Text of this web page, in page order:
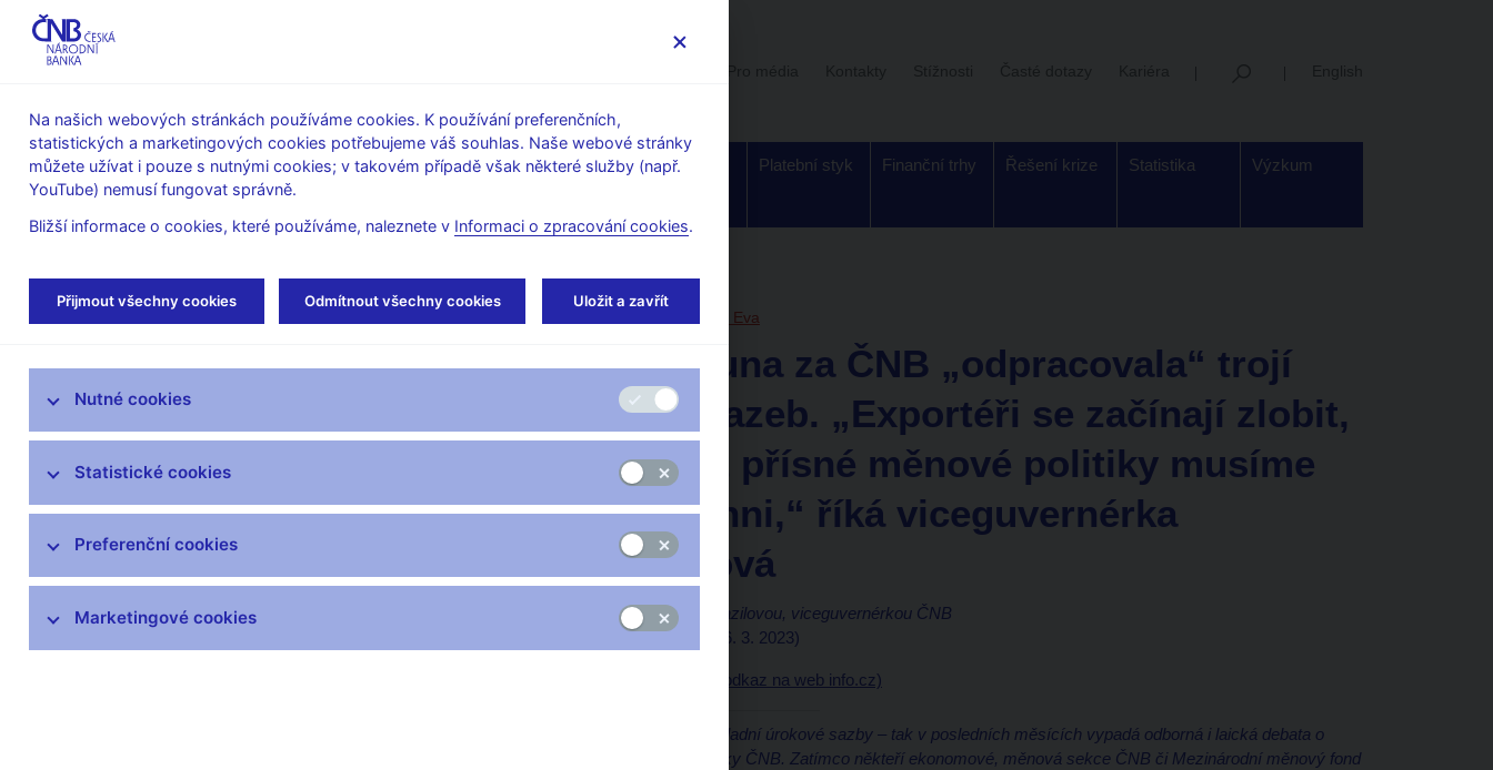
O ČNB
Měnová
politika
Finanční
Dohled a
Bankovky a
Platební styk Finanční trhy Řešení krize Statistika Výzkum
Úvod Veřejnost Servis pro média Autorské články, rozhovory
Zamrazilová Eva
Silná koruna za ČNB „odpracovala“ trojí
zvýšení sazeb. „Exportéři se začínají zlobit,
ale bolest přísné měnové politiky musíme
nést všichni,“ říká viceguvernérka
Zamrazilová
Rozhovor sEvou Zamrazilovou, viceguvernérkou ČNB
Vojtěch Kristen(info.cz 6. 3. 2023)
Rozhovor (externí odkaz na web info.cz)
Boj o „osm procent“ základní úrokové sazby – tak v posledních měsících vypadá odborná i laická debata o
nastavení měnové politiky ČNB. Zatímco někteří ekonomové, měnová sekce ČNB či Mezinárodní měnový fond
Servis pro média
Autorské články, rozhovory
Vystoupení a rozhovory guvernéra
čnBlog
ČNBvlog
ČNBpodcast
Fotogalerie
Na našich webových stránkách používáme cookies. K používání preferenčních,
statistických a marketingových cookies potřebujeme váš souhlas. Naše webové stránky
můžete užívat i pouze s nutnými cookies; v takovém případě však některé služby (např.
YouTube) nemusí fungovat správně.
Bližší informace o cookies, které používáme, naleznete v Informaci o zpracování cookies.
Přijmout všechny cookies Odmítnout všechny cookies Uložit a zavřít
Nutné cookies
Statistické cookies
Preferenční cookies
Marketingové cookies